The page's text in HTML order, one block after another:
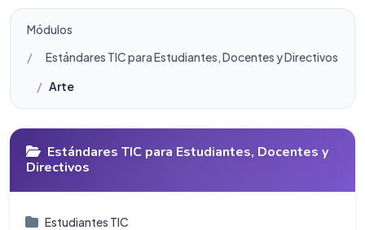
Módulos
Estándares TIC para Estudiantes, Docentes y Directivos
Arte
Estándares TIC para Estudiantes, Docentes y
Directivos
Estudiantes TIC